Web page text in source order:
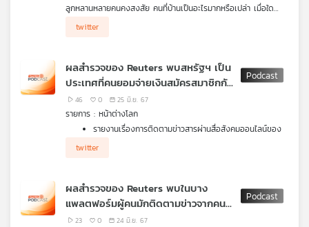
เครือ
ข่าย
ลูกหลานหลายคนคงสงสัย คนที่บ้านเป็นอะไรมากหรือเปล่า เมื่อใด
รู้สึกไม่ดีบางทีถึงขั้นแย่ โดยเฉพาะคอมเมนต์ของคนที่บ้าน ???????
twitter
ผลสำรวจของ Reuters พบสหรัฐฯ เป็น
ประเทศที่คนยอมจ่ายเงินสมัครสมาชิกกับ
สำนักข่าวมากที่สุด
46 0 25 มิ.ย. 67
รายการ : หน้าต่างโลก
รายงานเรื่องการติดตามข่าวสารผ่านสื่อสังคมออนไลน์ของ
สมาชิกกับสำนักข่าวมากที่สุด
twitter
ผลสำรวจของ Reuters พบในบาง
แพลตฟอร์มผู้คนมักติดตามข่าวจากคน
ดังมากกว่านักข่าวตัวจริง
23 0 24 มิ.ย. 67